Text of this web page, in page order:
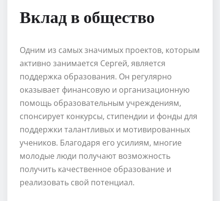
Вклад в общество
Одним из самых значимых проектов, которым
активно занимается Сергей, является
поддержка образования. Он регулярно
оказывает финансовую и организационную
помощь образовательным учреждениям,
спонсирует конкурсы, стипендии и фонды для
поддержки талантливых и мотивированных
учеников. Благодаря его усилиям, многие
молодые люди получают возможность
получить качественное образование и
реализовать свой потенциал.